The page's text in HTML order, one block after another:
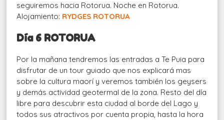
seguiremos hacia Rotorua. Noche en Rotorua.
Alojamiento: RYDGES ROTORUA
Día 6 ROTORUA
Por la mañana tendremos las entradas a Te Puia para
disfrutar de un tour guiado que nos explicará mas
sobre la cultura maorí y veremos también los geysers
y demás actividad geotermal de la zona. Resto del día
libre para descubrir esta ciudad al borde del Lago y
todos sus atractivos por cuenta propia, hasta la hora